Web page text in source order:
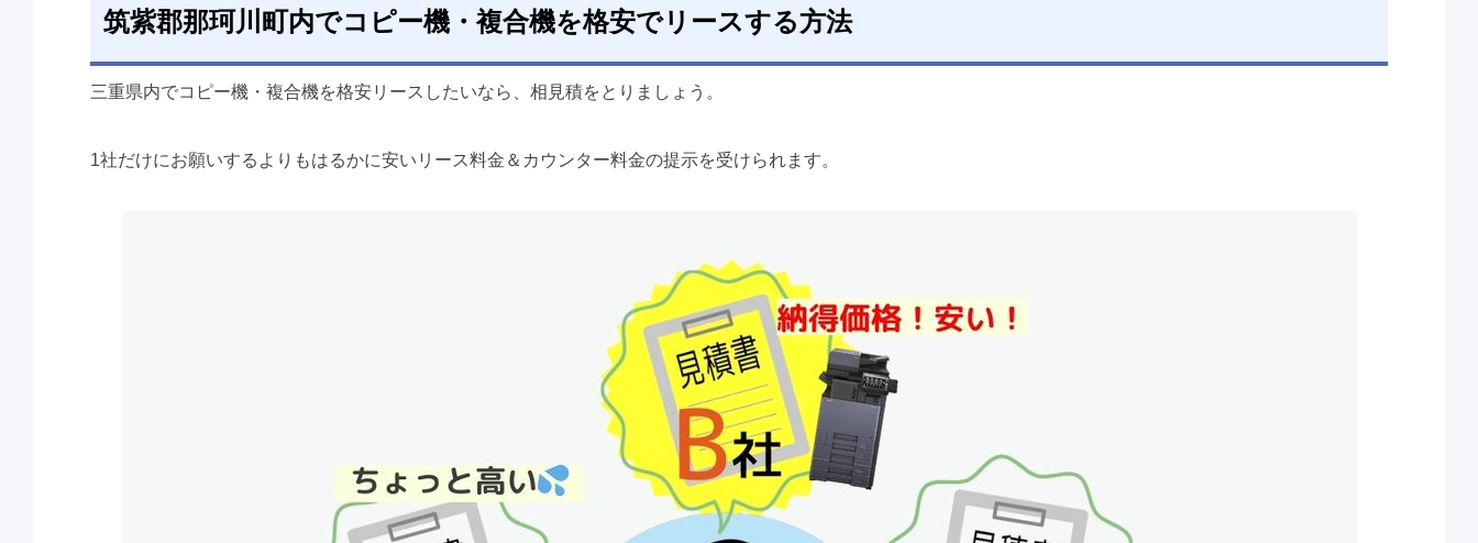
筑紫郡那珂川町内でコピー機・複合機を格安でリースする方法
三重県内でコピー機・複合機を格安リースしたいなら、相見積をとりましょう。
1社だけにお願いするよりもはるかに安いリース料金＆カウンター料金の提示を受けられます。